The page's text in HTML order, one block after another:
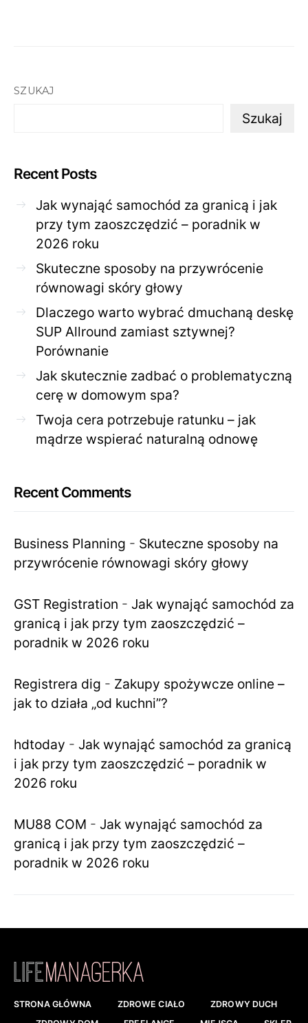
SZUKAJ
Szukaj
Recent Posts
Jak wynająć samochód za granicą i jak
przy tym zaoszczędzić – poradnik w
2026 roku
Skuteczne sposoby na przywrócenie
równowagi skóry głowy
Dlaczego warto wybrać dmuchaną deskę
SUP Allround zamiast sztywnej?
Porównanie
Jak skutecznie zadbać o problematyczną
cerę w domowym spa?
Twoja cera potrzebuje ratunku – jak
mądrze wspierać naturalną odnowę
Recent Comments
Business Planning - Skuteczne sposoby na
przywrócenie równowagi skóry głowy
GST Registration - Jak wynająć samochód za
granicą i jak przy tym zaoszczędzić –
poradnik w 2026 roku
Registrera dig - Zakupy spożywcze online –
jak to działa „od kuchni”?
hdtoday - Jak wynająć samochód za granicą
i jak przy tym zaoszczędzić – poradnik w
2026 roku
MU88 COM - Jak wynająć samochód za
granicą i jak przy tym zaoszczędzić –
poradnik w 2026 roku
STRONA GŁÓWNA ZDROWE CIAŁO
ZDROWY DUCH